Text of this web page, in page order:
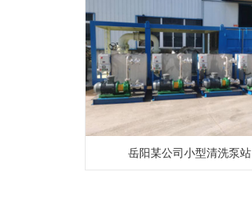
岳阳某公司小型清洗泵站